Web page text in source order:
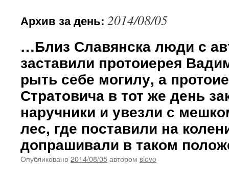
Архив за день: 2014/08/05
…Близ Славянска люди с
заставили протоиерея
рыть себе могилу, а
Стратовича в тот же день
наручники и увезли с
лес, где поставили на
допрашивали в таком
Опубликовано 2014/08/05автором slovo